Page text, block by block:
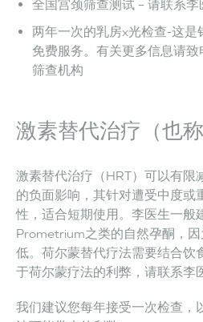
全国宫颈筛查测试 – 请联系李
两年一次的乳房x光检查-这
免费服务。有关更多信息请
筛查机构
激素替代治疗（也称
激素替代治疗（HRT）可以有限
的负面影响，其针对遭受中度或
性，适合短期使用。李医生一般
Prometrium之类的自然孕酮，
低。荷尔蒙替代疗法需要结合饮
于荷尔蒙疗法的利弊，请联系李
我们建议您每年接受一次检查，